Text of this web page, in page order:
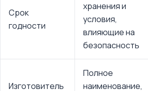
Срок
годности
хранения и
условия,
влияющие на
безопасность
Изготовитель
Полное
наименование,